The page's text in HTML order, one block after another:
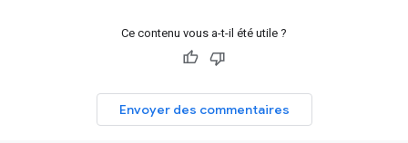
Ce contenu vous a-t-il été utile ?
Envoyer des commentaires